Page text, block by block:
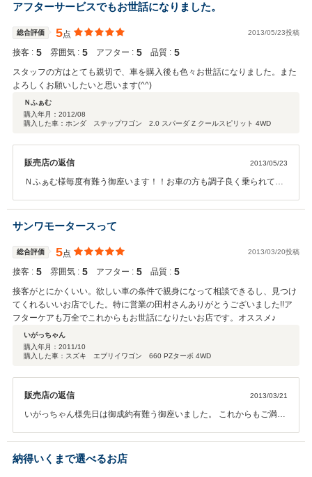
アフターサービスでもお世話になりました。
総合評価 5点 2013/05/23投稿
接客 : 5 雰囲気 : 5 アフター : 5 品質 : 5
スタッフの方はとても親切で、車を購入後も色々お世話になりました。また
よろしくお願いしたいと思います(^^)
Ｎふぁむ
購入年月： 2012/08
購入した車：ホンダ ステップワゴン 2.0 スパーダ Z クールスピリット 4WD
販売店の返信 2013/05/23
Ｎふぁむ様毎度有難う御座います！！お車の方も調子良く乗られてい
いらして下さい。かわいい息子さんも是非一緒にお願いします☆ 有難
う御座いました(っ´∀｀)っ
サンワモータースって
総合評価 5点 2013/03/20投稿
接客 : 5 雰囲気 : 5 アフター : 5 品質 : 5
接客がとにかくいい。欲しい車の条件で親身になって相談できるし、見つけ
てくれるいいお店でした。特に営業の田村さんありがとうございました!!ア
フターケアも万全でこれからもお世話になりたいお店です。オススメ♪
いがっちゃん
購入年月： 2011/10
購入した車：スズキ エブリイワゴン 660 PZターボ 4WD
販売店の返信 2013/03/21
いがっちゃん様先日は御成約有難う御座いました。 これからもご満足
何かご要望やお車の調子で気になる事が御座いましたら、いつでもご
連絡下さい。有難うございました（＾＾）
納得いくまで選べるお店